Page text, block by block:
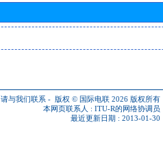
请与我们联系 - 版权 © 国际电联 2026 版权所有
本网页联系人 : ITU-R的网络协调员
最近更新日期 : 2013-01-30